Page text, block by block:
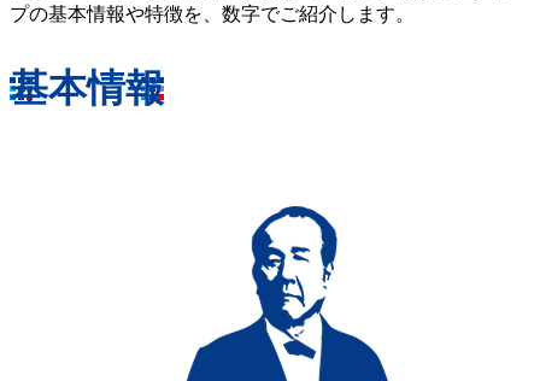
プの基本情報や特徴を、数字でご紹介します。
基本情報